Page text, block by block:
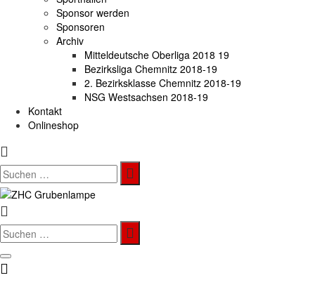
Sponsor werden
Sponsoren
Archiv
Mitteldeutsche Oberliga 2018 19
Bezirksliga Chemnitz 2018-19
2. Bezirksklasse Chemnitz 2018-19
NSG Westsachsen 2018-19
Kontakt
Onlineshop
Search
for:
Search
for: